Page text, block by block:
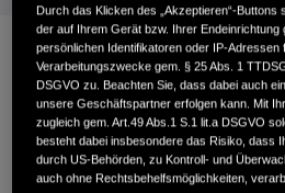
Durch das Klicken des „Akzeptieren“-Buttons
der auf Ihrem Gerät bzw. Ihrer Endeinrichtung
persönlichen Identifikatoren oder IP-Adressen
Verarbeitungszwecke gem. § 25 Abs. 1
DSGVO zu. Beachten Sie, dass dabei auch
unsere Geschäftspartner erfolgen kann. Mit
zugleich gem. Art.49 Abs.1 S.1 lit.a DSGVO
besteht dabei insbesondere das Risiko, dass
durch US-Behörden, zu Kontroll- und
auch ohne Rechtsbehelfsmöglichkeiten,